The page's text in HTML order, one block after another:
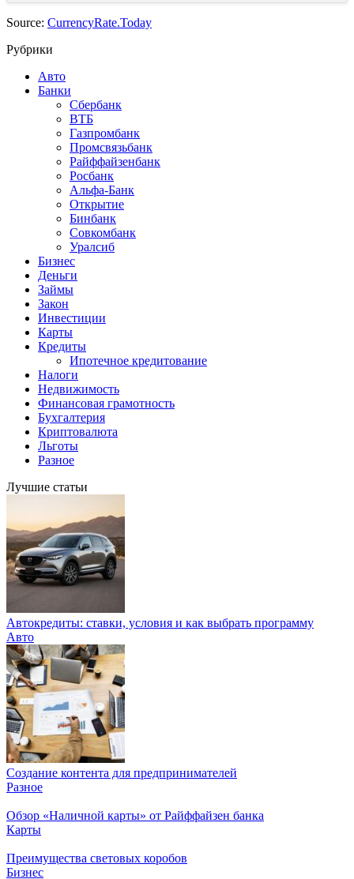
Source: CurrencyRate.Today
Рубрики
Авто
Банки
Сбербанк
ВТБ
Газпромбанк
Промсвязьбанк
Райффайзенбанк
Росбанк
Альфа-Банк
Открытие
Бинбанк
Совкомбанк
Уралсиб
Бизнес
Деньги
Займы
Закон
Инвестиции
Карты
Кредиты
Ипотечное кредитование
Налоги
Недвижимость
Финансовая грамотность
Бухгалтерия
Криптовалюта
Льготы
Разное
Лучшие статьи
Автокредиты: ставки, условия и как выбрать программу
Авто
Создание контента для предпринимателей
Разное
Обзор «Наличной карты» от Райффайзен банка
Карты
Преимущества световых коробов
Бизнес